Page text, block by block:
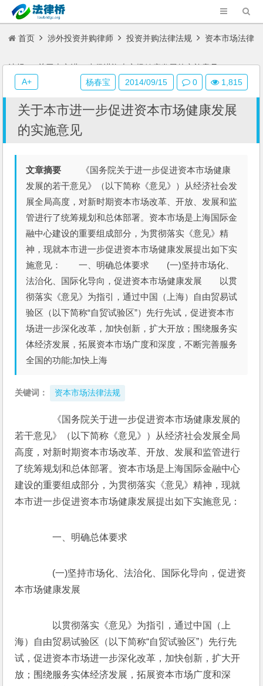
首页 涉外投资并购律师 投资并购法律法规 资本市场法律
法规 关于本市进一步促进资本市场健康发展的实施意见
关于本市进一步促进资本市场健康发展
的实施意见
文章摘要 《国务院关于进一步促进资本市场健康
发展的若干意见》（以下简称《意见》）从经济社会发
展全局高度，对新时期资本市场改革、开放、发展和监
管进行了统筹规划和总体部署。资本市场是上海国际金
融中心建设的重要组成部分，为贯彻落实《意见》精
神，现就本市进一步促进资本市场健康发展提出如下实
施意见： 一、明确总体要求 (一)坚持市场化、
法治化、国际化导向，促进资本市场健康发展 以贯
彻落实《意见》为指引，通过中国（上海）自由贸易试
验区（以下简称“自贸试验区”）先行先试，促进资本市
场进一步深化改革，加快创新，扩大开放；围绕服务实
体经济发展，拓展资本市场广度和深度，不断完善服务
全国的功能;加快上海
关键词： 资本市场法律法规
《国务院关于进一步促进资本市场健康发展的
若干意见》（以下简称《意见》）从经济社会发展全局
高度，对新时期资本市场改革、开放、发展和监管进行
了统筹规划和总体部署。资本市场是上海国际金融中心
建设的重要组成部分，为贯彻落实《意见》精神，现就
本市进一步促进资本市场健康发展提出如下实施意见：
一、明确总体要求
(一)坚持市场化、法治化、国际化导向，促进资
本市场健康发展
以贯彻落实《意见》为指引，通过中国（上
海）自由贸易试验区（以下简称“自贸试验区”）先行先
试，促进资本市场进一步深化改革，加快创新，扩大开
放；围绕服务实体经济发展，拓展资本市场广度和深
杨春宝 2014/09/15 0 1,815
A+